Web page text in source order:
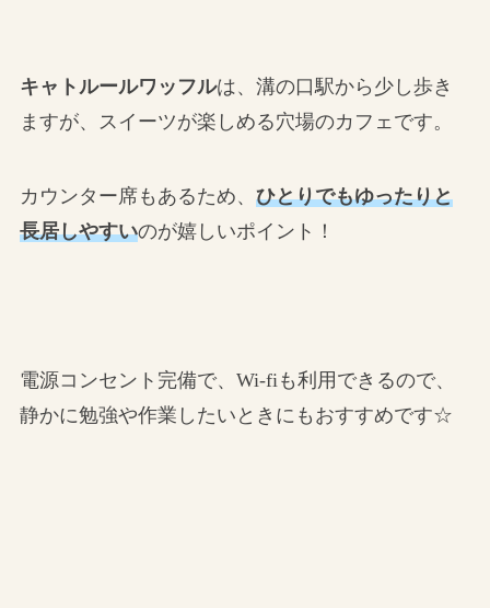
キャトルールワッフルは、溝の口駅から少し歩き
ますが、スイーツが楽しめる穴場のカフェです。
カウンター席もあるため、 ひとりでもゆったりと
長居しやすいのが嬉しいポイント！
電源コンセント完備で、Wi-fiも利用できるので、
静かに勉強や作業したいときにもおすすめです☆